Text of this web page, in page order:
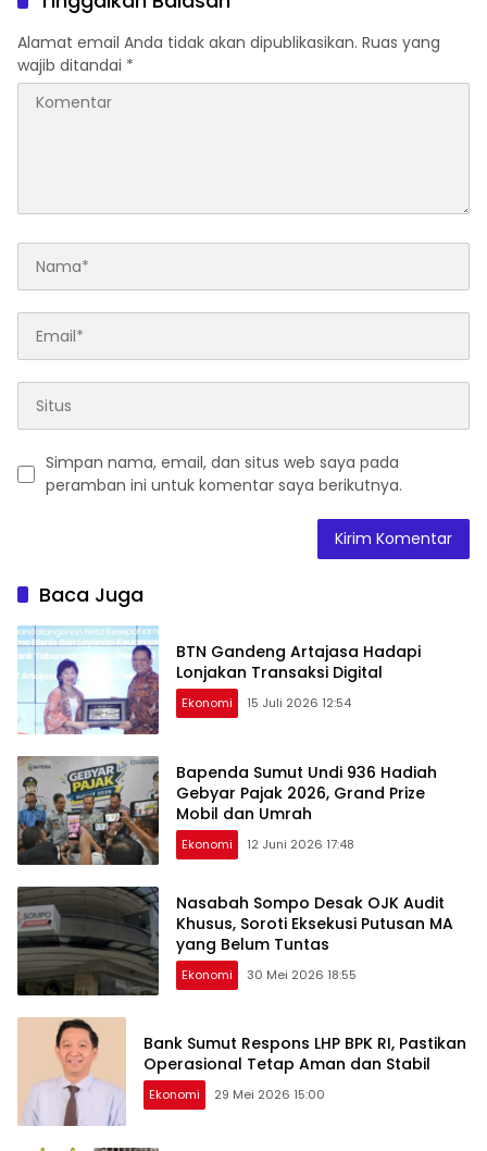
Alamat email Anda tidak akan dipublikasikan. Ruas yang
wajib ditandai *
Simpan nama, email, dan situs web saya pada
peramban ini untuk komentar saya berikutnya.
Baca Juga
BTN Gandeng Artajasa Hadapi
Lonjakan Transaksi Digital
Ekonomi 15 Juli 2026 12:54
Bapenda Sumut Undi 936 Hadiah
Gebyar Pajak 2026, Grand Prize
Mobil dan Umrah
Ekonomi 12 Juni 2026 17:48
Nasabah Sompo Desak OJK Audit
Khusus, Soroti Eksekusi Putusan MA
yang Belum Tuntas
Ekonomi 30 Mei 2026 18:55
Bank Sumut Respons LHP BPK RI, Pastikan
Operasional Tetap Aman dan Stabil
Ekonomi 29 Mei 2026 15:00